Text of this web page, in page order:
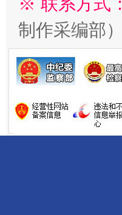
制作采编部）